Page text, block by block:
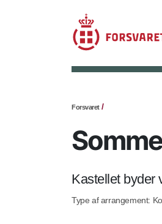
Forsvaret
Kastellet byder
Type af arrangement: